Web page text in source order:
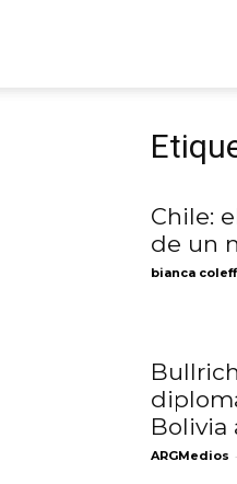
Chile:
de un
bianca
Bolivia
ARGMedios -